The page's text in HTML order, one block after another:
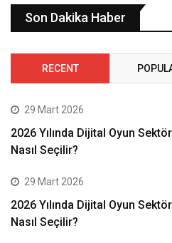
Son Dakika Haber
RECENT
29 Mart 2026
2026 Yılında Dijital Oyun
Nasıl Seçilir?
29 Mart 2026
2026 Yılında Dijital Oyun
Nasıl Seçilir?